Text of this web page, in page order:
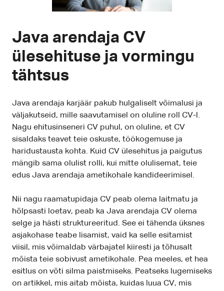
Java arendaja CV
ülesehituse ja vormingu
tähtsus
Java arendaja karjäär pakub hulgaliselt võimalusi ja
väljakutseid, mille saavutamisel on oluline roll CV-l.
Nagu ehitusinseneri CV puhul, on oluline, et CV
sisaldaks teavet teie oskuste, töökogemuse ja
haridustausta kohta. Kuid CV ülesehitus ja paigutus
mängib sama olulist rolli, kui mitte olulisemat, teie
edus Java arendaja ametikohale kandideerimisel.
Nii nagu raamatupidaja CV peab olema laitmatu ja
hõlpsasti loetav, peab ka Java arendaja CV olema
selge ja hästi struktureeritud. See ei tähenda üksnes
asjakohase teabe lisamist, vaid ka selle esitamist
viisil, mis võimaldab värbajatel kiiresti ja tõhusalt
mõista teie sobivust ametikohale. Pea meeles, et hea
esitlus on võti silma paistmiseks. Peatseks lugemiseks
on artikkel, mis aitab mõista, kuidas luua CV, mis